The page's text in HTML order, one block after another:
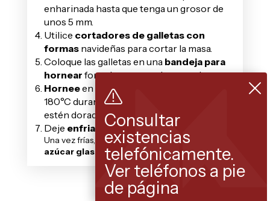
enharinada hasta que tenga un grosor de
unos 5 mm.
Utilice cortadores de galletas con
formas navideñas para cortar la masa.
Coloque las galletas en una bandeja para
hornearforrada con papel pergamino.
Horneeen un horno precalentado a
180°C durante 8-10 minutos o hasta que
estén doradas.
Deje enfriar las galletasen una rejilla.
Una vez frías, decore con glaseado o
azúcar glas.
Consultar
existencias
telefónicamente.
Ver teléfonos a pie
de página